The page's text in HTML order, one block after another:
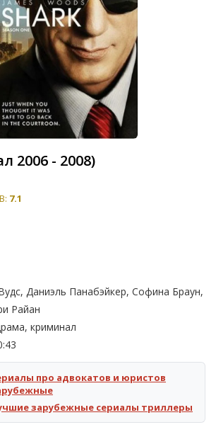
2006 - 2008)
7.1
Даниэль Панабэйкер, Софина Браун,
Райан
криминал
про адвокатов и юристов
зарубежные сериалы триллеры